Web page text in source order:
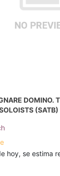
DOMINO.
hoy, se estima